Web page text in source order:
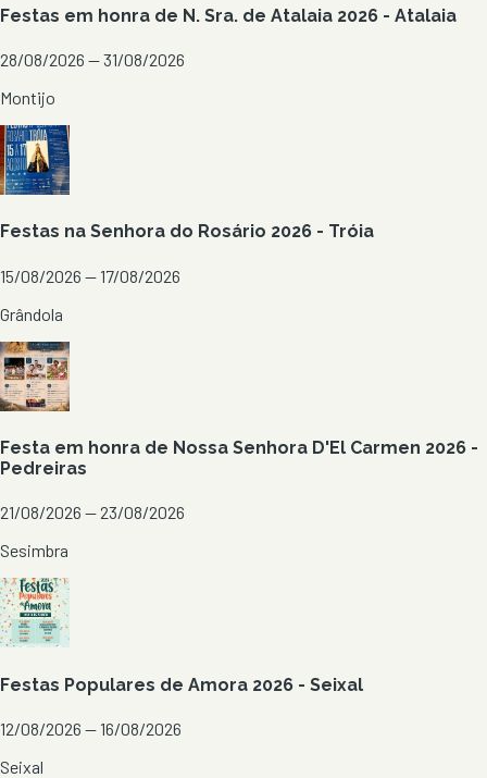
Festas em honra de N. Sra. de Atalaia 2026 - Atalaia
28/08/2026 — 31/08/2026
Montijo
Festas na Senhora do Rosário 2026 - Tróia
15/08/2026 — 17/08/2026
Grândola
Festa em honra de Nossa Senhora D'El Carmen 2026 -
Pedreiras
21/08/2026 — 23/08/2026
Sesimbra
Festas Populares de Amora 2026 - Seixal
12/08/2026 — 16/08/2026
Seixal